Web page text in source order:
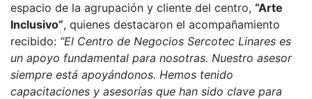
espacio de la agrupación y cliente del centro, “Arte
Inclusivo”, quienes destacaron el acompañamiento
recibido: “El Centro de Negocios Sercotec Linares es
un apoyo fundamental para nosotras. Nuestro asesor
siempre está apoyándonos. Hemos tenido
capacitaciones y asesorías que han sido clave para